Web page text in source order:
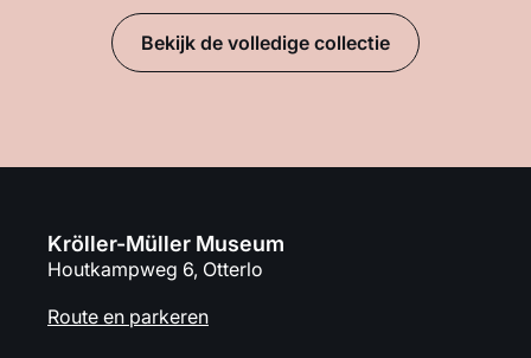
Bekijk de volledige collectie
Kröller-Müller Museum
Houtkampweg 6, Otterlo
Route en parkeren